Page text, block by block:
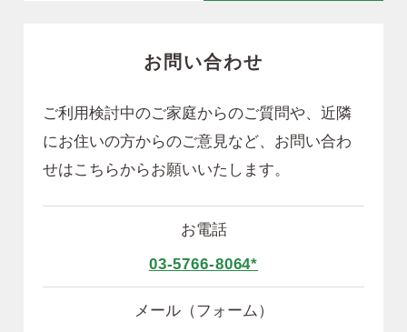
お問い合わせ
ご利用検討中のご家庭からのご質問や、近隣
にお住いの方からのご意見など、 お問い合わ
せはこちらからお願いいたします。
お電話
03-5766-8064*
メール（フォーム）